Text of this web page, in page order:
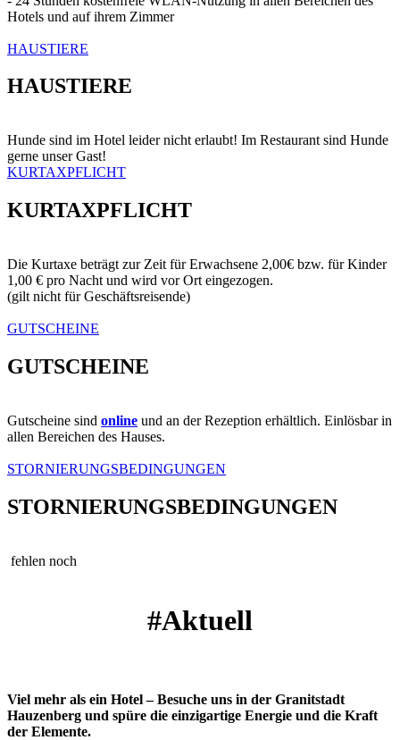
Hotels und auf ihrem Zimmer
HAUSTIERE
HAUSTIERE
Hunde sind im Hotel leider nicht erlaubt! Im Restaurant sind Hunde
gerne unser Gast!
KURTAXPFLICHT
KURTAXPFLICHT
Die Kurtaxe beträgt zur Zeit für Erwachsene 2,00€ bzw. für Kinder
1,00 € pro Nacht und wird vor Ort eingezogen.
(gilt nicht für Geschäftsreisende)
GUTSCHEINE
GUTSCHEINE
Gutscheine sind online und an der Rezeption erhältlich. Einlösbar in
allen Bereichen des Hauses.
STORNIERUNGSBEDINGUNGEN
STORNIERUNGSBEDINGUNGEN
fehlen noch
#Aktuell
Viel mehr als ein Hotel – Besuche uns in der Granitstadt
Hauzenberg und spüre die einzigartige Energie und die Kraft
der Elemente.